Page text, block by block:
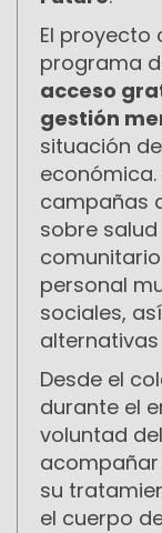
El proyecto
programa
acceso
gestión
situación
campañas
sobre
personal
sociales,
Desde el
durante el
voluntad
su
el cuerpo